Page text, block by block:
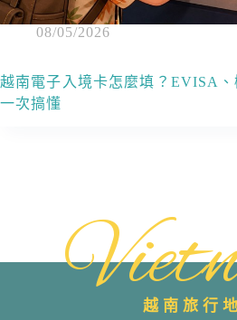
08/05/2026
越南電子入境卡怎麼填？EVISA
一次搞懂
越南旅行